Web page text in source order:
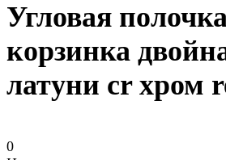
Угловая
корзинка
латуни cr хром
0